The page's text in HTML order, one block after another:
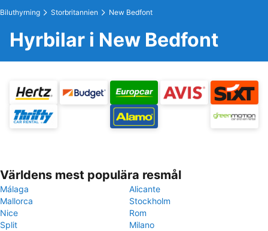
Biluthyrning Storbritannien New Bedfont
Hyrbilar i New Bedfont
Världens mest populära resmål
Málaga
Alicante
Mallorca
Stockholm
Nice
Rom
Split
Milano